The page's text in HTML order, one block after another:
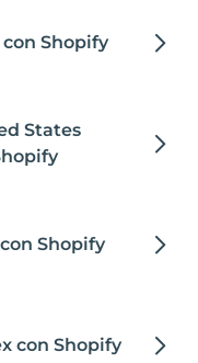
Shopify
States
Shopify
con Shopify